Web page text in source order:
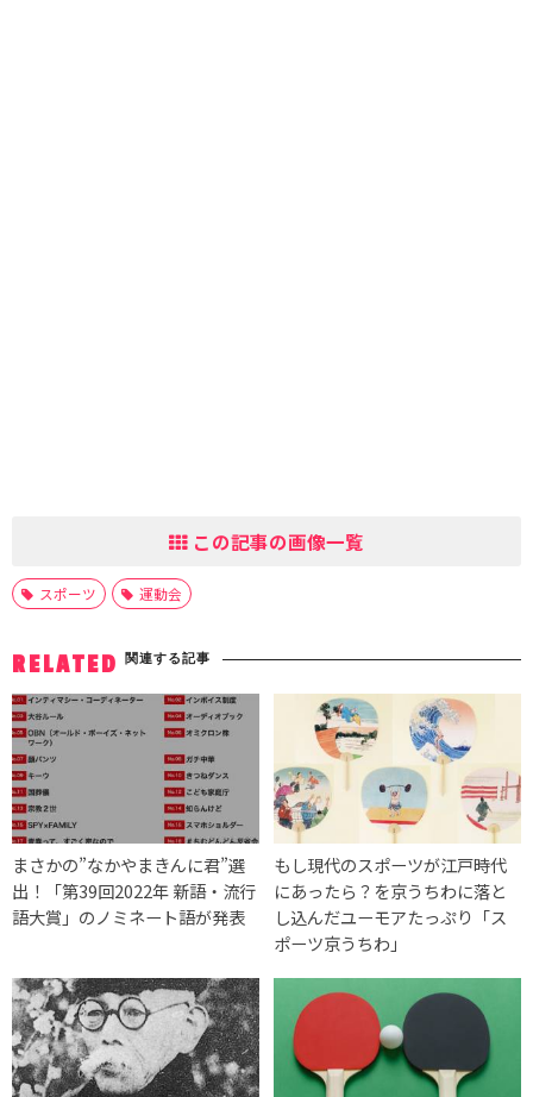
この記事の画像一覧
スポーツ 運動会
RELATED 関連する記事
まさかの”なかやまきんに君”選
出！「第39回2022年 新語・流行
語大賞」のノミネート語が発表
もし現代のスポーツが江戸時代
にあったら？を京うちわに落と
し込んだユーモアたっぷり「ス
ポーツ京うちわ」